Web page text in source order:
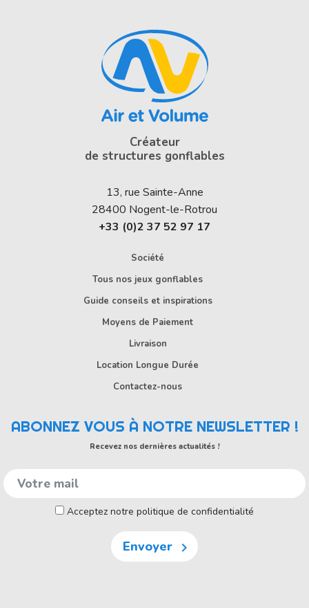
Créateur
de structures gonflables
13, rue Sainte-Anne
28400 Nogent-le-Rotrou
+33 (0)2 37 52 97 17
Société
Tous nos jeux gonflables
Guide conseils et inspirations
Moyens de Paiement
Livraison
Location Longue Durée
Contactez-nous
ABONNEZ VOUS À NOTRE NEWSLETTER !
Recevez nos dernières actualités !
Acceptez notre politique de confidentialité
Envoyer 